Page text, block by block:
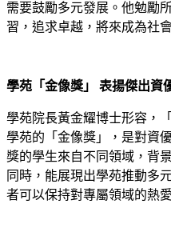
需要鼓勵多元發展。他勉勵
習，追求卓越，將來成為社
學苑「金像獎」 表揚傑出資
學苑院長黃金耀博士形容，
學苑的「金像獎」，是對資
獎的學生來自不同領域，背
同時，能展現出學苑推動多
者可以保持對專屬領域的熱